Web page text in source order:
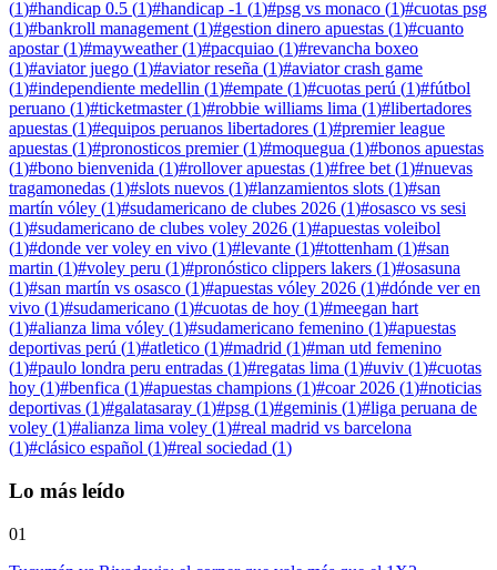
(1)#handicap 0.5 (1)#handicap -1 (1)#psg vs monaco (1)#cuotas psg
(1)#bankroll management (1)#gestion dinero apuestas (1)#cuanto
apostar(1)#mayweather(1)#pacquiao (1)#revancha boxeo
(1)#aviator juego (1)#aviator reseña (1)#aviator crash game
(1)#independiente medellin (1)#empate (1)#cuotas perú (1)#fútbol
peruano (1)#ticketmaster(1)#robbie williams lima (1)#libertadores
apuestas (1)#equipos peruanos libertadores (1)#premier league
apuestas (1)#pronosticos premier(1)#moquegua (1)#bonos apuestas
(1)#bono bienvenida (1)#rollover apuestas (1)#free bet (1)#nuevas
tragamonedas (1)#slots nuevos (1)#lanzamientos slots (1)#san
martín vóley (1)#sudamericano de clubes 2026 (1)#osasco vs sesi
(1)#sudamericano de clubes voley 2026 (1)#apuestas voleibol
(1)#donde ver voley en vivo (1)#levante (1)#tottenham (1)#san
martin (1)#voley peru (1)#pronóstico clippers lakers (1)#osasuna
(1)#san martín vs osasco (1)#apuestas vóley 2026 (1)#dónde ver en
vivo (1)#sudamericano (1)#cuotas de hoy (1)#meegan hart
(1)#alianza lima vóley (1)#sudamericano femenino (1)#apuestas
deportivas perú (1)#atletico (1)#madrid (1)#man utd femenino
(1)#paulo londra peru entradas (1)#regatas lima (1)#uviv (1)#cuotas
hoy (1)#benfica (1)#apuestas champions (1)#coar 2026 (1)#noticias
deportivas (1)#galatasaray (1)#psg (1)#geminis (1)#liga peruana de
voley (1)#alianza lima voley (1)#real madrid vs barcelona
(1)#clásico español (1)#real sociedad (1)
Lo más leído
01